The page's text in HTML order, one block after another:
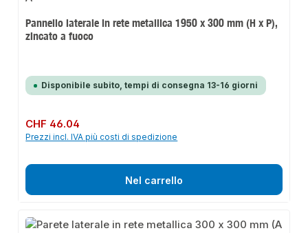
Pannello laterale in rete metallica 1950 x 300 mm (H x P),
zincato a fuoco
Disponibile subito, tempi di consegna 13-16 giorni
Prezzo normale:
CHF 46.04
Prezzi incl. IVA più costi di spedizione
Nel carrello